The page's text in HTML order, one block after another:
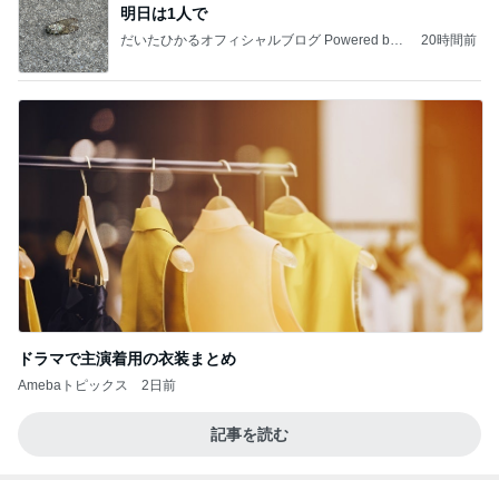
明日は1人で
だいたひかるオフィシャルブログ Powered by
20時間前
ドラマで主演着用の衣装まとめ
Amebaトピックス 2日前
記事を読む